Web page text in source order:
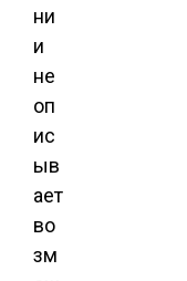
ни
и
не
оп
ис
ыв
ает
во
зм